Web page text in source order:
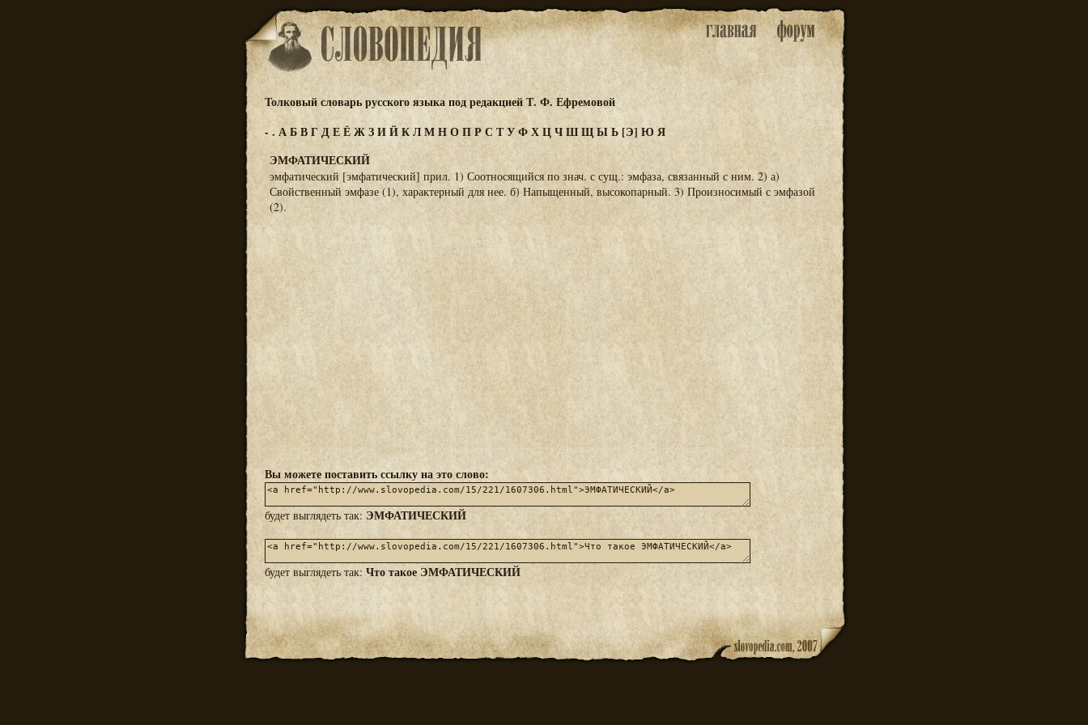
Толковый словарь русского языка под редакцией Т. Ф. Ефремовой
-. АБВГДЕЁЖЗИЙКЛМНОПРС ТУФХЦЧШЩЫЬ[Э] Ю Я
ЭМФАТИЧЕСКИЙ
эмфатический [эмфатический] прил. 1) Соотносящийся по знач. с сущ.: эмфаза, связанный с ним. 2) а)
Свойственный эмфазе (1), характерный для нее. б) Напыщенный, высокопарный. 3) Произносимый с эмфазой
(2).
Вы можете поставить ссылку на это слово:
будет выглядеть так: ЭМФАТИЧЕСКИЙ
будет выглядеть так: Что такое ЭМФАТИЧЕСКИЙ